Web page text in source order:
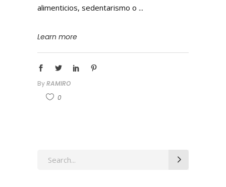
alimenticios, sedentarismo o
Learn more
ByRAMIRO
0